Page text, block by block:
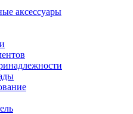
аксессуары